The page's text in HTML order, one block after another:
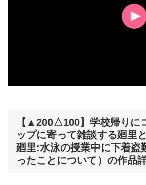
【▲200△100】学校帰りに
ップに寄って雑談する廻里
廻里:水泳の授業中に下着盗
ったことについて）の作品